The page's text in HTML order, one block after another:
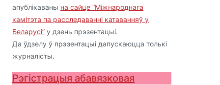
апублікаваны на сайце “Міжнароднага
камітэта па расследаванні катаванняў у
Беларусі” у дзень прэзентацыі.
Да ўдзелу ў прэзентацыі дапускаюцца толькі
журналісты.
Рэгістрацыя абавязковая